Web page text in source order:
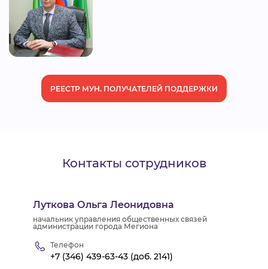
ВИДЕОКУРСЫ
РЕЕСТР МУН. ПОЛУЧАТЕЛЕЙ ПОДДЕРЖКИ
Контакты сотрудников
Луткова Ольга Леонидовна
начальник управления общественных связей
администрации города Мегиона
Телефон
+7 (346) 439-63-43 (доб. 2141)